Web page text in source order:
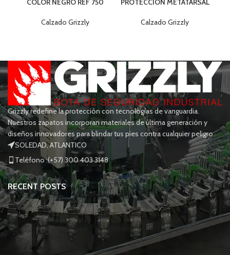
COLOR NEGRO REF 750
Calzado Grizzly
PROTECCIÓN METATARSAL
Calzado Grizzly
Grizzly redefine la protección con tecnologías de vanguardia.
Nuestros zapatos incorporan materiales de última generación y
diseños innovadores para blindar tus pies contra cualquier peligro.
SOLEDAD, ATLANTICO
Teléfono :(+57) 300 403 3148
RECENT POSTS